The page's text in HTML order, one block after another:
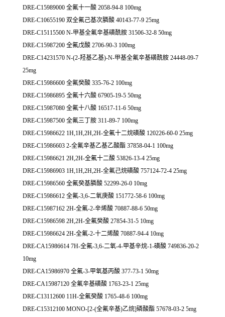
DRE-C15989000 全氟十一酸 2058-94-8 100mg
DRE-C10655190 双全氟己基次膦酸 40143-77-9 25mg
DRE-C15115500 N-甲基全氟辛基磺酰胺 31506-32-8 50mg
DRE-C15987200 全氟戊酸 2706-90-3 100mg
DRE-C14231570 N-(2-羟基乙基)-N-甲基全氟辛基磺酰胺 24448-09-7
25mg
DRE-C15986600 全氟癸酸 335-76-2 100mg
DRE-C15986895 全氟十六酸 67905-19-5 50mg
DRE-C15987080 全氟十八酸 16517-11-6 50mg
DRE-C15987500 全氟三丁胺 311-89-7 100mg
DRE-C15986622 1H,1H,2H,2H-全氟十二烷磺酸 120226-60-0 25mg
DRE-C15986603 2-全氟辛基乙基乙酸酯 37858-04-1 100mg
DRE-C15986621 2H,2H-全氟十二酸 53826-13-4 25mg
DRE-C15986903 1H,1H,2H,2H-全氟己烷磺酸 757124-72-4 25mg
DRE-C15986560 全氟癸基膦酸 52299-26-0 10mg
DRE-C15986612 全氟-3,6-二氧庚酸 151772-58-6 100mg
DRE-C15987162 2H-全氟-2-辛烯酸 70887-88-6 50mg
DRE-C15986598 2H,2H-全氟癸酸 27854-31-5 10mg
DRE-C15986624 2H-全氟-2-十二烯酸 70887-94-4 10mg
DRE-CA15986614 7H-全氟-3,6-二氧-4-甲基辛烷-1-磺酸 749836-20-2
10mg
DRE-CA15986970 全氟-3-甲氧基丙酸 377-73-1 50mg
DRE-CA15987120 全氟辛基磺酸 1763-23-1 25mg
DRE-C13112600 11H-全氟癸酸 1765-48-6 100mg
DRE-C15312100 MONO-[2-(全氟辛基)乙烷]磷酸酯 57678-03-2 5mg